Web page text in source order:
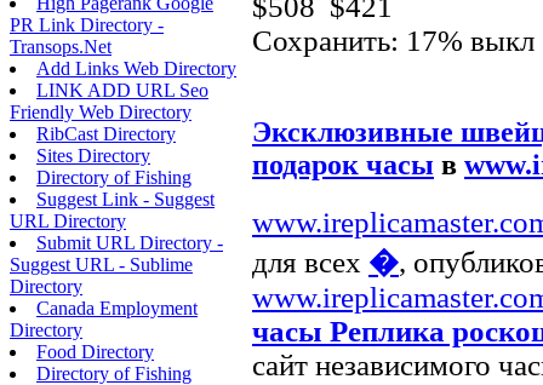
PR Link Directory -
Transops.Net
Add Links Web Directory
LINK ADD URL Seo
Friendly Web Directory
RibCast Directory
Sites Directory
Directory of Fishing
Suggest Link - Suggest
URL Directory
Submit URL Directory -
Suggest URL - Sublime
Directory
Canada Employment
Directory
Food Directory
Directory of Fishing
$508 $421
Сохранить: 17% выкл
Эксклюзивные
подарок часы в
для всех �,
часы Реплика
сайт независимого